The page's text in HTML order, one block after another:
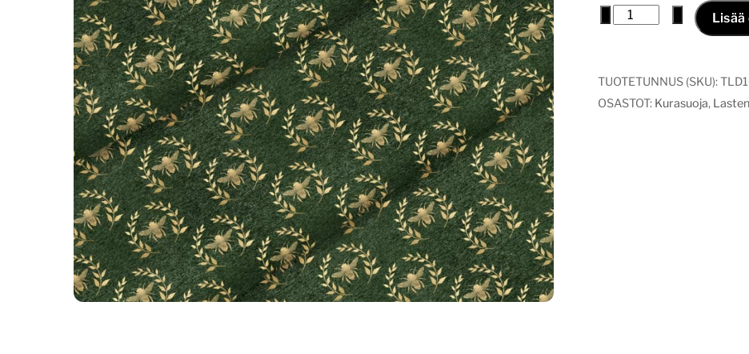
Kurasuoja
määrä
TUOTETUNNUS (SKU):
OSASTOT: Kurasuoja,